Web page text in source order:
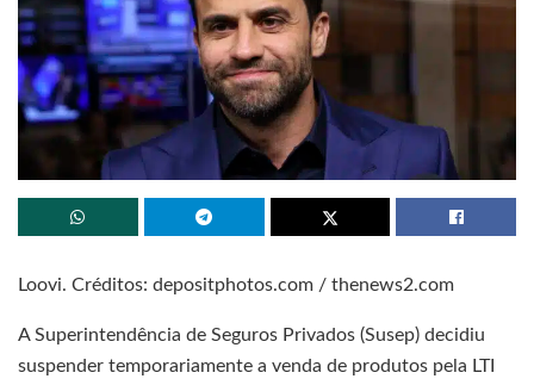
Loovi. Créditos: depositphotos.com / thenews2.com
A Superintendência de Seguros Privados (Susep) decidiu
suspender temporariamente a venda de produtos pela LTI